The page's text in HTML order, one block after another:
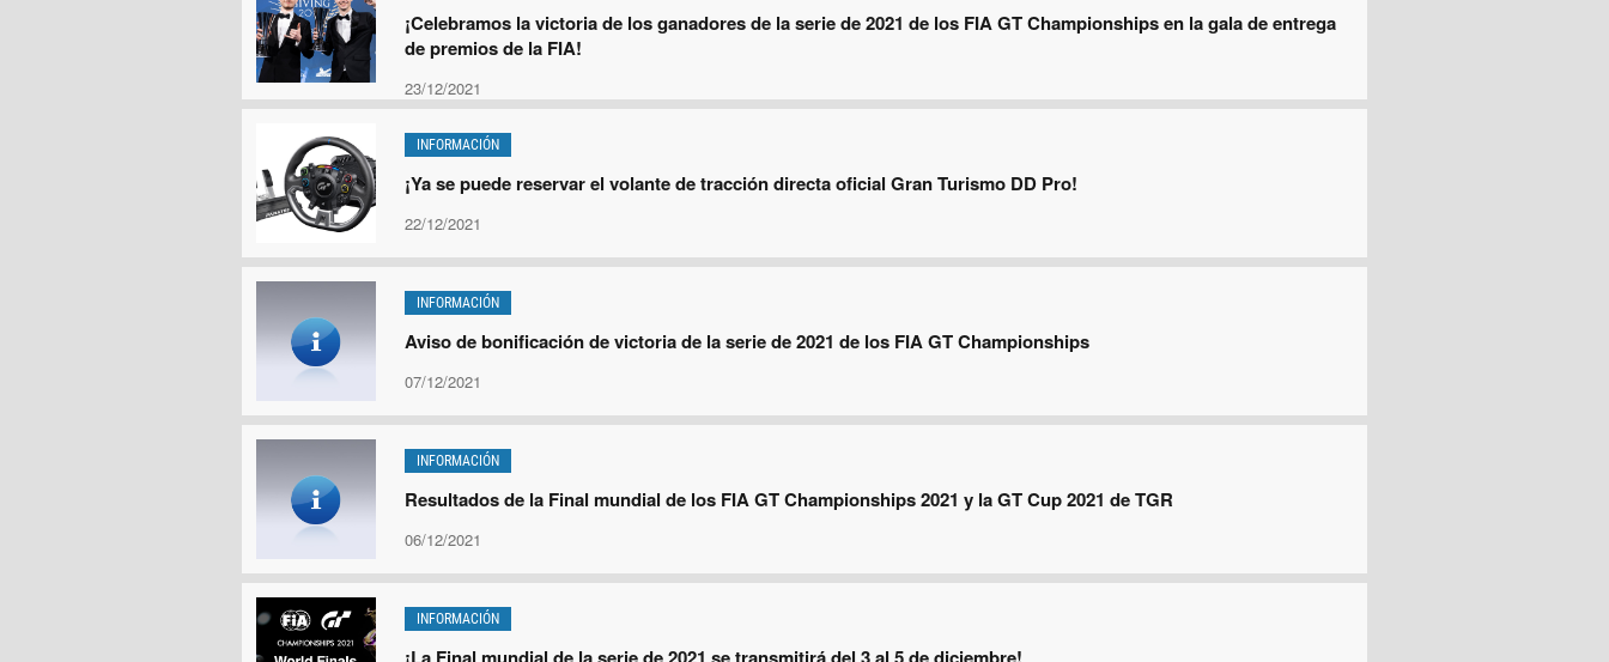
¡Celebramos la victoria de los ganadores de la serie de 2021 de los FIA GT Championships en la gala de entrega
de premios de la FIA!
23/12/2021
INFORMACIÓN
¡Ya se puede reservar el volante de tracción directa oficial Gran Turismo DD Pro!
22/12/2021
INFORMACIÓN
Aviso de bonificación de victoria de la serie de 2021 de los FIA GT Championships
07/12/2021
INFORMACIÓN
Resultados de la Final mundial de los FIA GT Championships 2021 y la GT Cup 2021 de TGR
06/12/2021
INFORMACIÓN